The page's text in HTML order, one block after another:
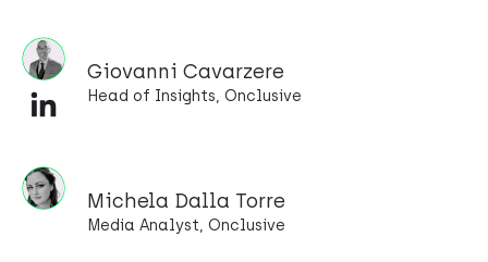
Giovanni Cavarzere
Head of Insights, Onclusive
Michela Dalla Torre
Media Analyst, Onclusive